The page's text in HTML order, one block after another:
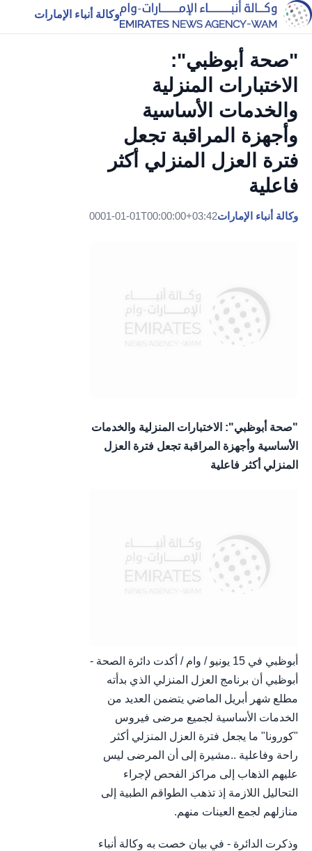
وكالة أنباء الإمارات
"صحة أبوظبي":
الاختبارات المنزلية
والخدمات الأساسية
وأجهزة المراقبة تجعل
فترة العزل المنزلي أكثر
فاعلية
وكالة أنباء الإمارات0001-01-01T00:00:00+03:42
"صحة أبوظبي": الاختبارات المنزلية والخدمات
الأساسية وأجهزة المراقبة تجعل فترة العزل
المنزلي أكثر فاعلية
أبوظبي في 15 يونيو / وام / أكدت دائرة الصحة -
أبوظبي أن برنامج العزل المنزلي الذي بدأته
مطلع شهر أبريل الماضي يتضمن العديد من
الخدمات الأساسية لجميع مرضى فيروس
"كورونا" ما يجعل فترة العزل المنزلي أكثر
راحة وفاعلية ..مشيرة إلى أن المرضى ليس
عليهم الذهاب إلى مراكز الفحص لإجراء
التحاليل اللازمة إذ تذهب الطواقم الطبية إلى
منازلهم لجمع العينات منهم.
وذكرت الدائرة - في بيان خصت به وكالة أنباء